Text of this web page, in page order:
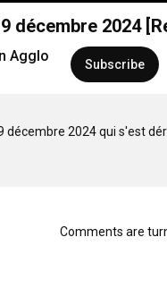
décembre 2024
Agglo Subscribe
décembre 2024 qui s'est
Comments are